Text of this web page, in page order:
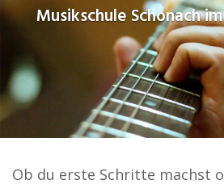
Musikschule Schonach
Ob du erste Schritte machst